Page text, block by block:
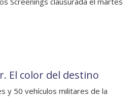
El color del destino
y 50 vehículos militares de la